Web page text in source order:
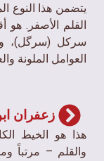
زعفران
هذا هو الخيط
والقلم – مرتباً
القلم الأصفر. هو
سرکل (سرگل)،
العوامل الملونة